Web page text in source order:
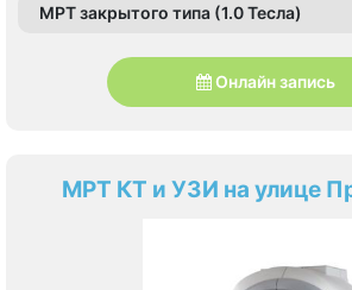
МРТ закрытого типа (1.0 Тесла)
Онлайн запись
МРТ КТ и УЗИ на улице